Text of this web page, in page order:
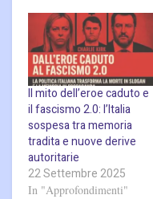
Il mito dell’eroe caduto e
il fascismo 2.0: l’Italia
sospesa tra memoria
tradita e nuove derive
autoritarie
22 Settembre 2025
In "Approfondimenti"